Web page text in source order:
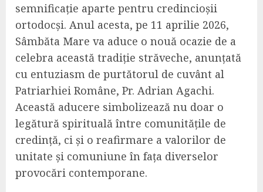
semnificație aparte pentru credincioșii
ortodocși. Anul acesta, pe 11 aprilie 2026,
Sâmbăta Mare va aduce o nouă ocazie de a
celebra această tradiție străveche, anunțată
cu entuziasm de purtătorul de cuvânt al
Patriarhiei Române, Pr. Adrian Agachi.
Această aducere simbolizează nu doar o
legătură spirituală între comunitățile de
credință, ci și o reafirmare a valorilor de
unitate și comuniune în fața diverselor
provocări contemporane.